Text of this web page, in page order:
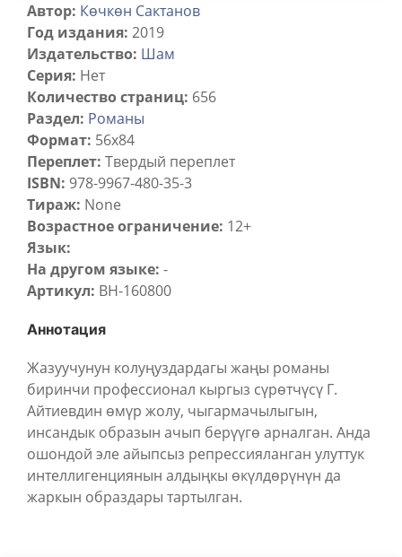
Автор: Көчкөн Сактанов
Год издания: 2019
Издательство: Шам
Серия: Нет
Количество страниц: 656
Раздел: Романы
Формат: 56х84
Переплет: Твердый переплет
ISBN: 978-9967-480-35-3
Тираж: None
Возрастное ограничение: 12+
Язык:
На другом языке: -
Артикул: BH-160800
Аннотация
Жазуучунун колуңуздардагы жаңы романы
биринчи профессионал кыргыз сүрөтчүсү Г.
Айтиевдин өмүр жолу, чыгармачылыгын,
инсандык образын ачып берүүгө арналган. Анда
ошондой эле айыпсыз репрессияланган улуттук
интеллигенциянын алдыңкы өкүлдөрүнүн да
жаркын образдары тартылган.